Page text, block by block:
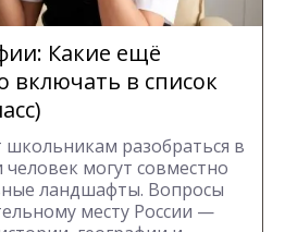
Какие ещё
в список
разобраться в
могут совместно
ландшафты. Вопросы
месту России —